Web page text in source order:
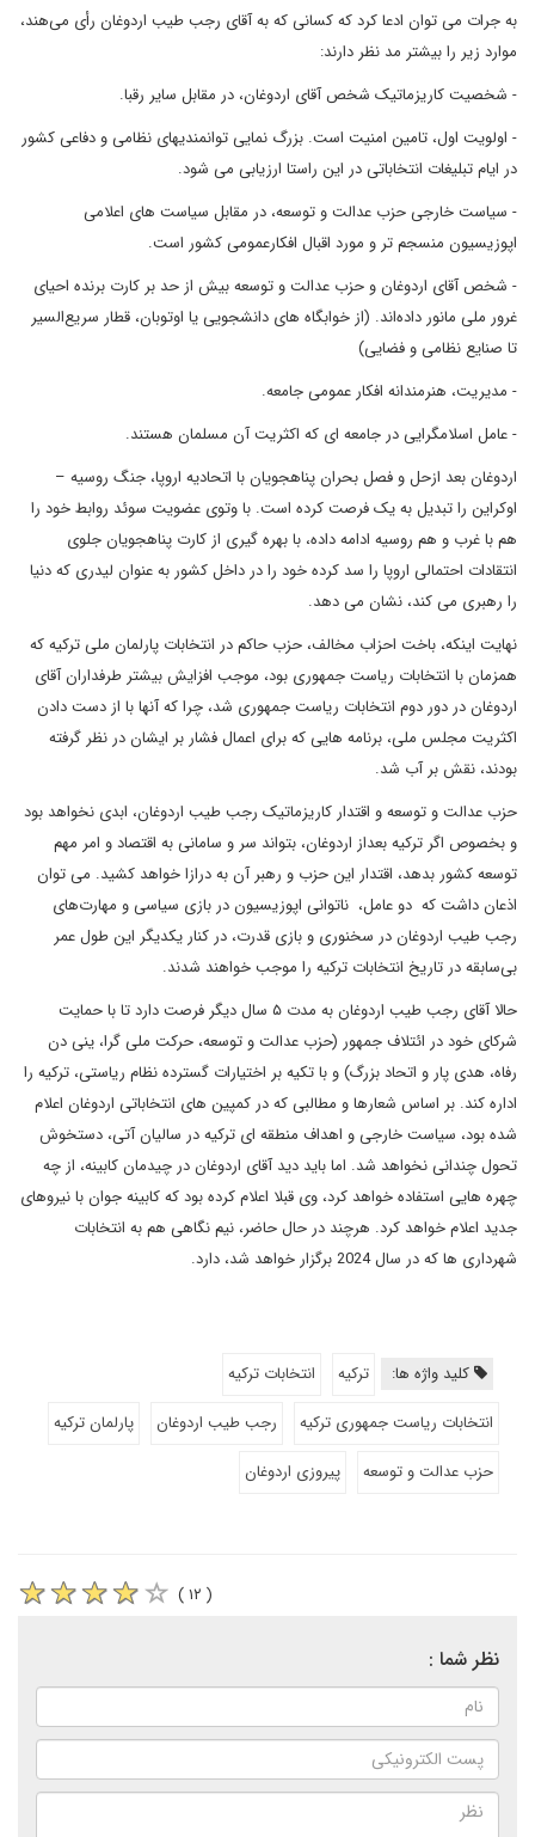
به جرات می توان ادعا کرد که کسانی که به آقای رجب طیب اردوغان رأی می‌هند،
موارد زیر را بیشتر مد نظر دارند:
- شخصیت کاریزماتیک شخص آقای اردوغان، در مقابل سایر رقبا.
- اولویت اول، تامین امنیت است. بزرگ نمایی توانمندیهای نظامی و دفاعی کشور
در ایام تبلیغات انتخاباتی در این راستا ارزیابی می شود.
- سیاست خارجی حزب عدالت و توسعه، در مقابل سیاست های اعلامی
اپوزیسیون منسجم تر و مورد اقبال افکارعمومی کشور است.
- شخص آقای اردوغان و حزب عدالت و توسعه بیش از حد بر کارت‌ برنده احیای
غرور ملی مانور داده‌اند. (از خوابگاه های دانشجویی یا اوتوبان، قطار سریع‌السیر
تا صنایع نظامی و فضایی)
- مدیریت، هنرمندانه افکار عمومی جامعه.
- عامل اسلامگرایی در جامعه ای که اکثریت آن مسلمان هستند.
اردوغان بعد ازحل و فصل بحران پناهجویان با اتحادیه اروپا، جنگ روسیه –
اوکراین را تبدیل به یک فرصت کرده است. با وتوی عضویت سوئد روابط خود را
هم با غرب و هم روسیه ادامه داده، با بهره گیری از کارت پناهجویان جلوی
انتقادات احتمالی اروپا را سد کرده خود را در داخل کشور به عنوان لیدری که دنیا
را رهبری می کند، نشان می دهد.
نهایت اینکه، باخت احزاب مخالف، حزب حاکم در انتخابات پارلمان ملی ترکیه که
همزمان با انتخابات ریاست جمهوری بود، موجب افزایش بیشتر طرفداران آقای
اردوغان در دور دوم انتخابات ریاست جمهوری شد، چرا که آنها با از دست دادن
اکثریت مجلس ملی، برنامه هایی که برای اعمال فشار بر ایشان در نظر گرفته
بودند، نقش بر آب شد.
حزب عدالت و توسعه و اقتدار کاریزماتیک رجب طیب اردوغان، ابدی نخواهد بود
و بخصوص اگر ترکیه بعداز اردوغان، بتواند سر و سامانی به اقتصاد و امر مهم
توسعه کشور بدهد، اقتدار این حزب و رهبر آن به درازا خواهد کشید. می توان
اذعان داشت که دو عامل، ناتوانی اپوزیسیون در بازی سیاسی و مهارت‌های
رجب طیب اردوغان در سخنوری و بازی قدرت، در کنار یکدیگر این طول عمر
بی‌سابقه در تاریخ انتخابات ترکیه را موجب خواهند شدند.
حالا آقای رجب طیب اردوغان به مدت ۵ سال دیگر فرصت دارد تا با حمایت
شرکای خود در ائتلاف جمهور (حزب عدالت و توسعه، حرکت ملی گرا، ینی دن
رفاه، هدی پار و اتحاد بزرگ) و با تکیه بر اختیارات گسترده نظام ریاستی، ترکیه را
اداره کند. بر اساس شعارها و مطالبی که در کمپین های انتخاباتی اردوغان اعلام
شده بود، سیاست خارجی و اهداف منطقه ای ترکیه در سالیان آتی، دستخوش
تحول چندانی نخواهد شد. اما باید دید آقای اردوغان در چیدمان کابینه، از چه
چهره هایی استفاده خواهد کرد، وی قبلا اعلام کرده بود که کابینه جوان با نیروهای
جدید اعلام خواهد کرد. هرچند در حال حاضر، نیم نگاهی هم به انتخابات
شهرداری ها که در سال 2024 برگزار خواهد شد، دارد.
کلید واژه ها: ترکیه
انتخابات ترکیه
انتخابات ریاست جمهوری ترکیه
رجب طیب اردوغان
پارلمان ترکیه
حزب عدالت و توسعه
پیروزی اردوغان
( ۱۲ )
نظر شما :